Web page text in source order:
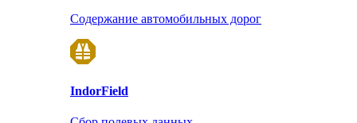
Содержание автомобильных дорог
IndorField